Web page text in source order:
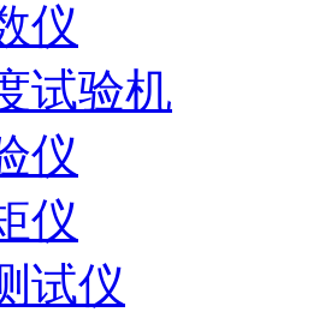
仪
试验机
仪
仪
试仪